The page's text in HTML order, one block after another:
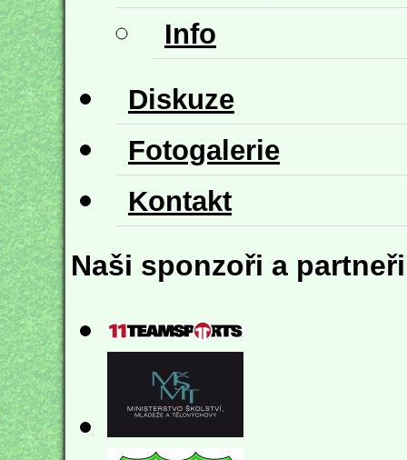
Info
Diskuze
Fotogalerie
Kontakt
Naši sponzoři a partneři